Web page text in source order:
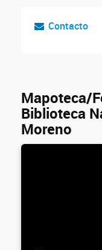
Contacto
Mapoteca/
Biblioteca
Moreno